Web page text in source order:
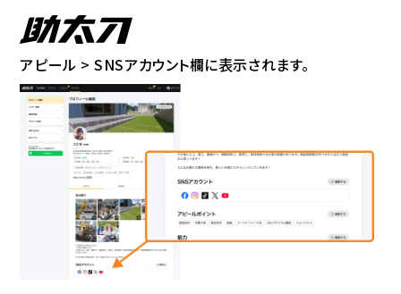
アピール > SNSアカウント欄に表示されます。